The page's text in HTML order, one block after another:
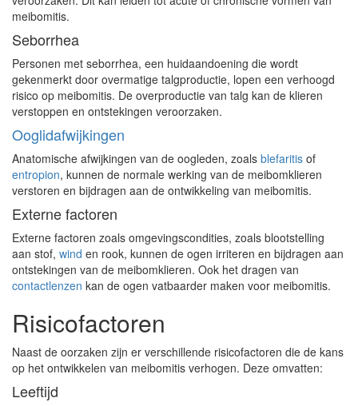
meibomitis.
Seborrhea
Personen met seborrhea, een huidaandoening die wordt
gekenmerkt door overmatige talgproductie, lopen een verhoogd
risico op meibomitis. De overproductie van talg kan de klieren
verstoppen en ontstekingen veroorzaken.
Ooglidafwijkingen
Anatomische afwijkingen van de oogleden, zoals blefaritis of
entropion, kunnen de normale werking van de meibomklieren
verstoren en bijdragen aan de ontwikkeling van meibomitis.
Externe factoren
Externe factoren zoals omgevingscondities, zoals blootstelling
aan stof, wind en rook, kunnen de ogen irriteren en bijdragen aan
ontstekingen van de meibomklieren. Ook het dragen van
contactlenzen kan de ogen vatbaarder maken voor meibomitis.
Risicofactoren
Naast de oorzaken zijn er verschillende risicofactoren die de kans
op het ontwikkelen van meibomitis verhogen. Deze omvatten:
Leeftijd